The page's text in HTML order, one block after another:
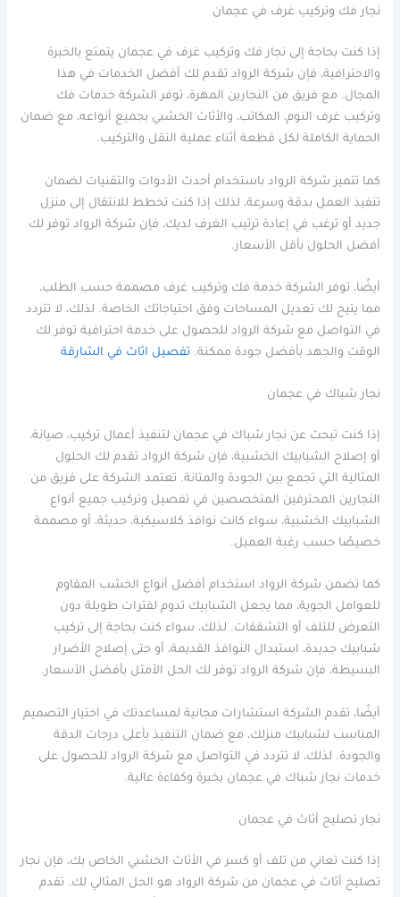
نجار فك وتركيب غرف في عجمان
إذا كنت بحاجة إلى نجار فك وتركيب غرف في عجمان يتمتع بالخبرة
والاحترافية، فإن شركة الرواد تقدم لك أفضل الخدمات في هذا
المجال. مع فريق من النجارين المهرة، توفر الشركة خدمات فك
وتركيب غرف النوم، المكاتب، والأثاث الخشبي بجميع أنواعه، مع ضمان
الحماية الكاملة لكل قطعة أثناء عملية النقل والتركيب.
كما تتميز شركة الرواد باستخدام أحدث الأدوات والتقنيات لضمان
تنفيذ العمل بدقة وسرعة، لذلك إذا كنت تخطط للانتقال إلى منزل
جديد أو ترغب في إعادة ترتيب الغرف لديك، فإن شركة الرواد توفر لك
أفضل الحلول بأقل الأسعار.
أيضًا، توفر الشركة خدمة فك وتركيب غرف مصممة حسب الطلب،
مما يتيح لك تعديل المساحات وفق احتياجاتك الخاصة. لذلك، لا تتردد
في التواصل مع شركة الرواد للحصول على خدمة احترافية توفر لك
الوقت والجهد بأفضل جودة ممكنة. تفصيل اثاث في الشارقة
نجار شباك في عجمان
إذا كنت تبحث عن نجار شباك في عجمان لتنفيذ أعمال تركيب، صيانة،
أو إصلاح الشبابيك الخشبية، فإن شركة الرواد تقدم لك الحلول
المثالية التي تجمع بين الجودة والمتانة. تعتمد الشركة على فريق من
النجارين المحترفين المتخصصين في تفصيل وتركيب جميع أنواع
الشبابيك الخشبية، سواء كانت نوافذ كلاسيكية، حديثة، أو مصممة
خصيصًا حسب رغبة العميل.
كما تضمن شركة الرواد استخدام أفضل أنواع الخشب المقاوم
للعوامل الجوية، مما يجعل الشبابيك تدوم لفترات طويلة دون
التعرض للتلف أو التشققات. لذلك، سواء كنت بحاجة إلى تركيب
شبابيك جديدة، استبدال النوافذ القديمة، أو حتى إصلاح الأضرار
البسيطة، فإن شركة الرواد توفر لك الحل الأمثل بأفضل الأسعار.
أيضًا، تقدم الشركة استشارات مجانية لمساعدتك في اختيار التصميم
المناسب لشبابيك منزلك، مع ضمان التنفيذ بأعلى درجات الدقة
والجودة. لذلك، لا تتردد في التواصل مع شركة الرواد للحصول على
خدمات نجار شباك في عجمان بخبرة وكفاءة عالية.
نجار تصليح أثاث في عجمان
إذا كنت تعاني من تلف أو كسر في الأثاث الخشبي الخاص بك، فإن نجار
تصليح أثاث في عجمان من شركة الرواد هو الحل المثالي لك. تقدم